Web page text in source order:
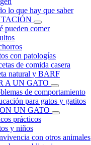
lo que hay que saber
pueden comer
con patologías
de comida casera
natural y BARF
A UN GATO
de comportamiento
para gatos y gatitos
UN GATO
prácticos
y niños
con otros animales